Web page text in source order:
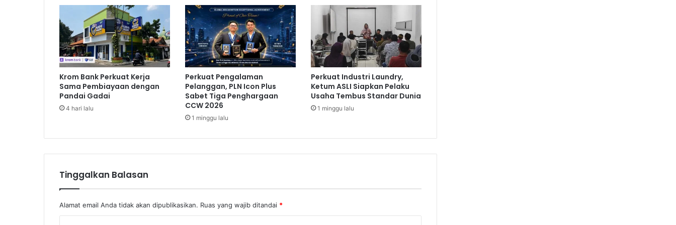
a
H
a
r
g
a
T
i
k
e
l
r
J
a
t
u
r
a
n
B
a
r
u
T
P
a
t
Krom Bank Perkuat Kerja
Sama Pembiayaan dengan
Pandai Gadai
4 hari lalu
Perkuat Pengalaman
Pelanggan, PLN Icon Plus
Sabet Tiga Penghargaan
CCW 2026
1 minggu lalu
Perkuat Industri Laundry,
Ketum ASLI Siapkan Pelaku
Usaha Tembus Standar Dunia
1 minggu lalu
Tinggalkan Balasan
Alamat email Anda tidak akan dipublikasikan. Ruas yang wajib ditandai *